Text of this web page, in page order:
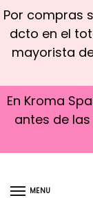
Por compras
dcto en el
mayorista
En Kroma
antes de las
MENU